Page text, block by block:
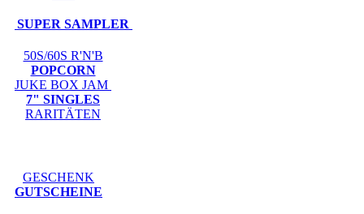
SUPER SAMPLER
50S/60S R'N'B
POPCORN
JUKE BOX JAM
7" SINGLES
RARITÄTEN
GESCHENK
GUTSCHEINE